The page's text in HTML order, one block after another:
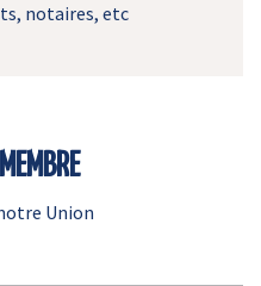
notaires, etc
Union